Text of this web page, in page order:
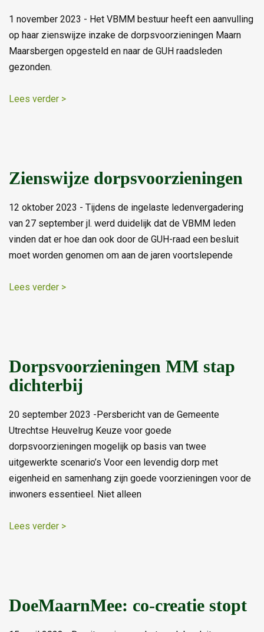
1 november 2023 - Het VBMM bestuur heeft een aanvulling
op haar zienswijze inzake de dorpsvoorzieningen Maarn
Maarsbergen opgesteld en naar de GUH raadsleden
gezonden.
Lees verder >
Zienswijze dorpsvoorzieningen
12 oktober 2023 - Tijdens de ingelaste ledenvergadering
van 27 september jl. werd duidelijk dat de VBMM leden
vinden dat er hoe dan ook door de GUH-raad een besluit
moet worden genomen om aan de jaren voortslepende
Lees verder >
Dorpsvoorzieningen MM stap
dichterbij
20 september 2023 -Persbericht van de Gemeente
Utrechtse Heuvelrug Keuze voor goede
dorpsvoorzieningen mogelijk op basis van twee
uitgewerkte scenario’s Voor een levendig dorp met
eigenheid en samenhang zijn goede voorzieningen voor de
inwoners essentieel. Niet alleen
Lees verder >
DoeMaarnMee: co-creatie stopt